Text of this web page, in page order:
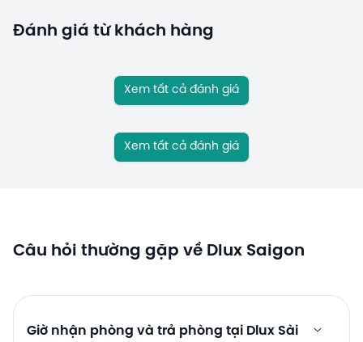
Đánh giá từ khách hàng
Xem tất cả đánh giá
Xem tất cả đánh giá
Câu hỏi thường gặp về Dlux Saigon
Giờ nhận phòng và trả phòng tại Dlux Sài